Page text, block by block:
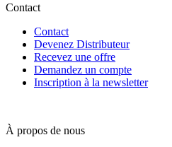
Contact
Contact
Devenez Distributeur
Recevez une offre
Demandez un compte
Inscription à la newsletter
À propos de nous